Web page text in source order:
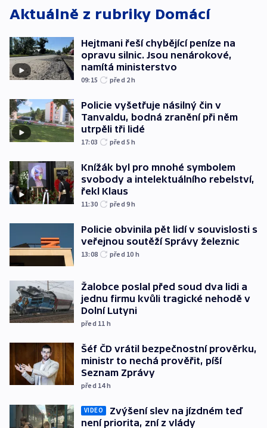
Aktuálně z rubriky Domácí
Hejtmani řeší chybějící peníze na
opravu silnic. Jsou nenárokové,
namítá ministerstvo
09:15 před 2h
Policie vyšetřuje násilný čin v
Tanvaldu, bodná zranění při něm
utrpěli tři lidé
17:03 před 5h
Knížák byl pro mnohé symbolem
svobody a intelektuálního rebelství,
řekl Klaus
11:30 před 9h
Policie obvinila pět lidí v souvislosti s
veřejnou soutěží Správy železnic
13:08 před 10 h
Žalobce poslal před soud dva lidi a
jednu firmu kvůli tragické nehodě v
Dolní Lutyni
před 11 h
Šéf ČD vrátil bezpečnostní prověrku,
ministr to nechá prověřit, píší
Seznam Zprávy
před 14h
VIDEO
Zvýšení slev na jízdném teď
není priorita, zní z vlády